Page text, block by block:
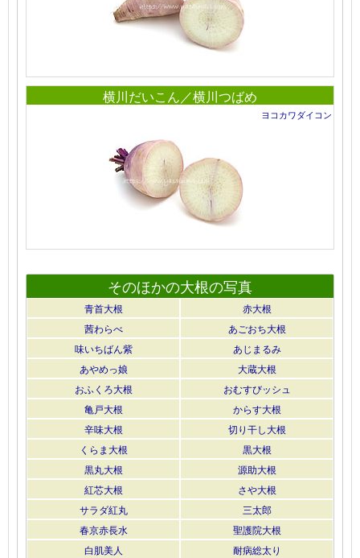
横川だいこん／横川つばめ
ヨコカワダイコン
そのほかの大根の写真
青首大根
赤大根
茜わらべ
あごおち大根
味いちばん紫
あじまるみ
あやめっ娘
大蔵大根
おふくろ大根
おむすびッシュ
亀戸大根
からす大根
辛味大根
切り干し大根
くらま大根
黒大根
黒丸大根
源助大根
紅芯大根
さや大根
サラダ紅丸
三太郎
春京赤長水
聖護院大根
白肌美人
耐病総太り